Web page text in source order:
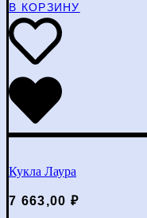
В КОРЗИНУ
Кукла Лаура
7 663,00 ₽